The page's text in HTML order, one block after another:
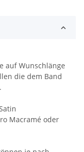
auf Wunschlänge
die dem Band
Macramé oder